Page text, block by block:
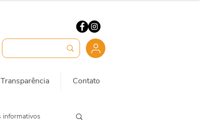
Transparência Contato
informativos